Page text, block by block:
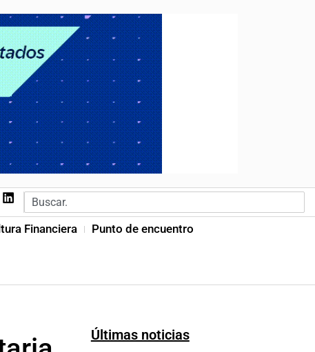
Financiera Punto de encuentro
Últimas noticias